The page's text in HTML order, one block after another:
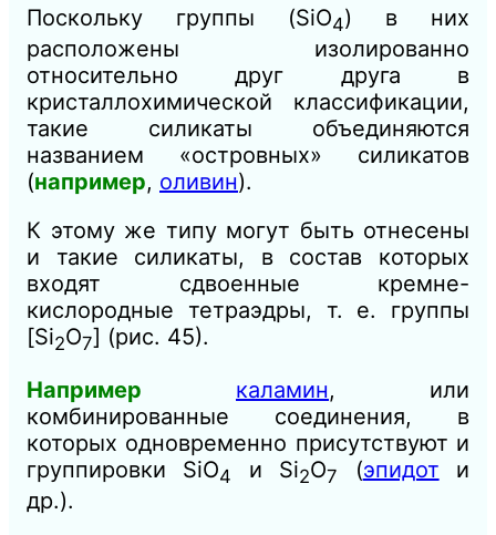
Поскольку группы (SiО4) в них
расположены изолированно
относительно друг друга в
кристаллохимической классификации,
такие силикаты объединяются
названием «островных» силикатов
(например, оливин).
К этому же типу могут быть отнесены
и такие силикаты, в состав которых
входят сдвоенные кремне-
кислородные тетраэдры, т. е. группы
[Si2О7] (рис. 45).
Например
каламин, или
комбинированные соединения, в
которых одновременно присутствуют и
группировки SiО4 и Si2О7 (эпидот и
др.).